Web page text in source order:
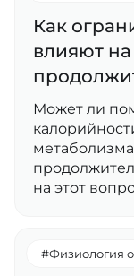
Как
влияют
Может ли
на этот
#Физиология